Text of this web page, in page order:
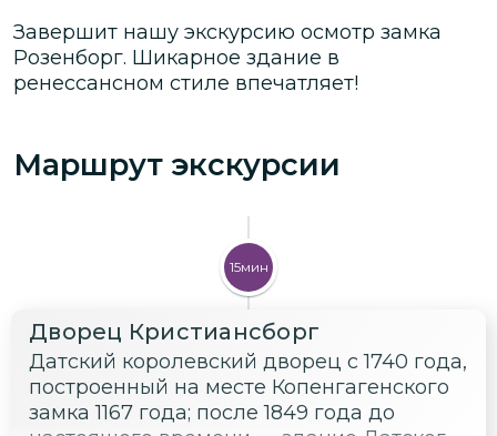
Завершит нашу экскурсию осмотр замка
Розенборг. Шикарное здание в
ренессансном стиле впечатляет!
Маршрут экскурсии
15мин
Дворец Кристиансборг
Датский королевский дворец с 1740 года,
построенный на месте Копенгагенского
замка 1167 года; после 1849 года до